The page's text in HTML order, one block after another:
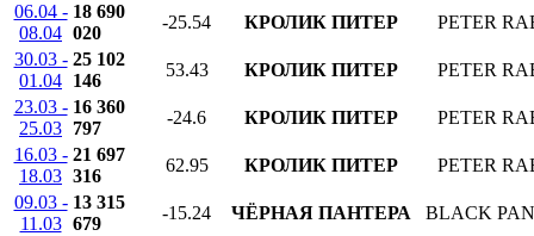
06.04 -
08.04
18 690
020
-25.54 КРОЛИК ПИТЕР
PETER
30.03 -
01.04
25 102
146
53.43 КРОЛИК ПИТЕР
PETER
23.03 -
25.03
16 360
797
-24.6 КРОЛИК ПИТЕР
PETER
16.03 -
18.03
21 697
316
62.95 КРОЛИК ПИТЕР
PETER
09.03 -
11.03
13 315
679
-15.24 ЧЁРНАЯ ПАНТЕРА
BLACK